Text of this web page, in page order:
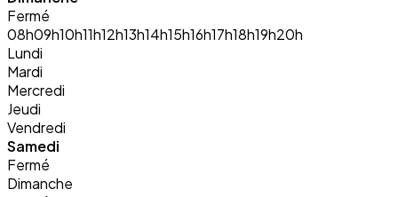
Fermé
08h09h10h11h12h13h14h15h16h17h18h19h20h
Lundi
Mardi
Mercredi
Jeudi
Vendredi
Samedi
Fermé
Dimanche